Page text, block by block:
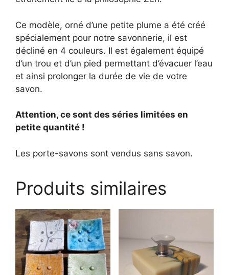
Ce modèle, orné d’une petite plume a été créé
spécialement pour notre savonnerie, il est
décliné en 4 couleurs. Il est également équipé
d’un trou et d’un pied permettant d’évacuer l’eau
et ainsi prolonger la durée de vie de votre
savon.
Attention, ce sont des séries limitées en
petite quantité !
Les porte-savons sont vendus sans savon.
Produits similaires